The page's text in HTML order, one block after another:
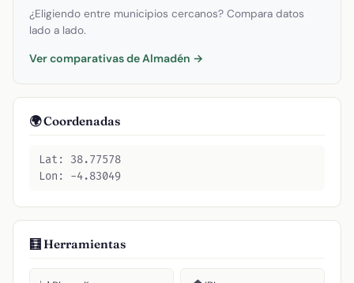
¿Eligiendo entre municipios cercanos? Compara datos
lado a lado.
Ver comparativas de Almadén →
🌍 Coordenadas
Lat: 38.77578
Lon: -4.83049
🧮 Herramientas